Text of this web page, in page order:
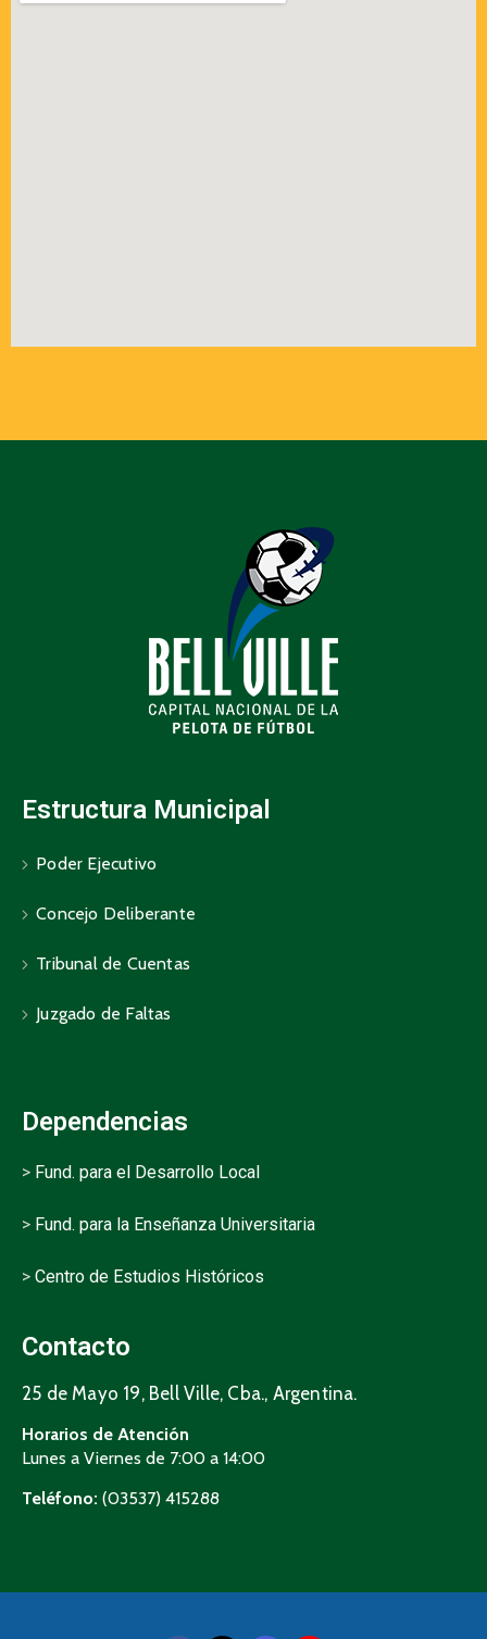
Estructura Municipal
Poder Ejecutivo
Concejo Deliberante
Tribunal de Cuentas
Juzgado de Faltas
Dependencias
> Fund. para el Desarrollo Local
> Fund. para la Enseñanza Universitaria
> Centro de Estudios Históricos
Contacto
25 de Mayo 19, Bell Ville, Cba., Argentina.
Horarios de Atención
Lunes a Viernes de 7:00 a 14:00
Teléfono: (03537) 415288